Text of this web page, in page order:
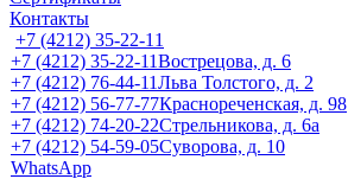
Контакты
+7 (4212) 35-22-11
+7 (4212) 35-22-11Вострецова, д. 6
+7 (4212) 76-44-11Льва Толстого, д. 2
+7 (4212) 56-77-77Краснореченская, д. 98
+7 (4212) 74-20-22Стрельникова, д. 6а
+7 (4212) 54-59-05Суворова, д. 10
WhatsApp